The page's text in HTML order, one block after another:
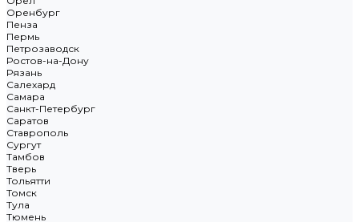
Оренбург
Пенза
Пермь
Петрозаводск
Ростов-на-Дону
Рязань
Салехард
Самара
Санкт-Петербург
Саратов
Ставрополь
Сургут
Тамбов
Тверь
Тольятти
Томск
Тула
Тюмень